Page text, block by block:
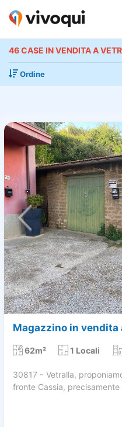
46 CASE IN VENDITA A
Ordine
Magazzino in vendita
62m² 1 Locali
30817 - Vetralla,
fronte Cassia,